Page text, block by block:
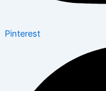
Pinterest